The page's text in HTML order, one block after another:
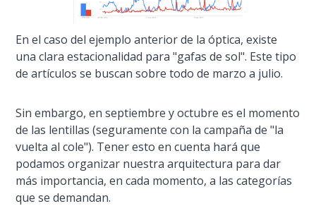
En el caso del ejemplo anterior de la óptica, existe
una clara estacionalidad para "gafas de sol". Este tipo
de artí­culos se buscan sobre todo de marzo a julio.
Sin embargo, en septiembre y octubre es el momento
de las lentillas (seguramente con la campaña de "la
vuelta al cole"). Tener esto en cuenta hará que
podamos organizar nuestra arquitectura para dar
más importancia, en cada momento, a las categorí­as
que se demandan.